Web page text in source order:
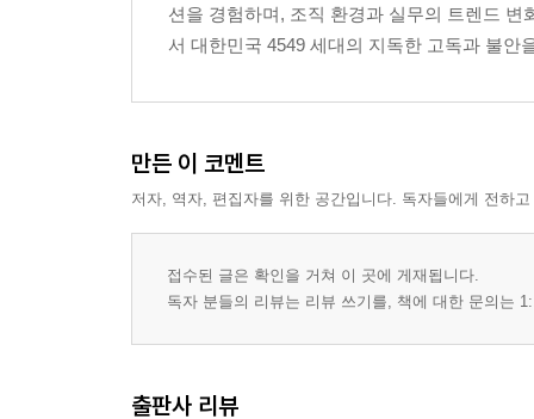
12. 엊그제까지 부리던 업체 사장 밑으로 들어가
13. 왕년의 무용담은 술안주도 안 된다, 당장 내일
PART 3. [노후 빈곤] 100세 시대는 축복인가, 형벌
15. 퇴직금 2억? 대출 갚고 나니 치킨 튀길 기름값
16. 국민연금 나올 때까지 15년, 이 '지옥의 골짜기'
17. 아파트 한 채 있으면 뭐 하나, 당장 편의점 커
20. 자식에게 짐이 되지 않는 방법은 '빨리 죽는 것'
션을 경험하며, 조직 환경과 실무의 트렌드
서 대한민국 4549 세대의 지독한 고독과 불안
만든 이 코멘트
저자, 역자, 편집자를 위한 공간입니다. 독자들에게 전하
접수된 글은 확인을 거쳐 이 곳에 게재됩니다.
독자 분들의 리뷰는 리뷰 쓰기를, 책에 대한 문의는
출판사 리뷰